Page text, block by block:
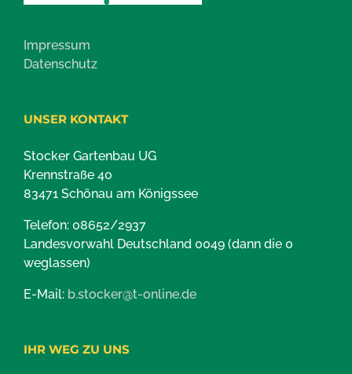
Impressum
Datenschutz
UNSER KONTAKT
Stocker Gartenbau UG
Krennstraße 40
83471 Schönau am Königssee
Telefon: 08652/2937
Landesvorwahl Deutschland 0049 (dann die 0
weglassen)
E-Mail: b.stocker@t-online.de
IHR WEG ZU UNS